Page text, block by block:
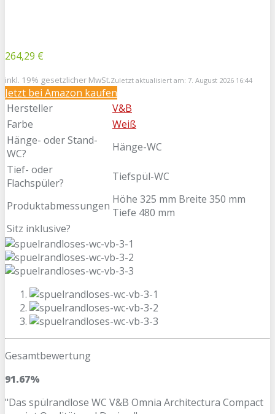
264,29 €
inkl. 19% gesetzlicher MwSt.Zuletzt aktualisiert am: 7. August 2026 16:44
Jetzt bei Amazon kaufen
Hersteller
V&B
Farbe
Weiß
Hänge- oder Stand-
WC?
Hänge-WC
Tief- oder
Flachspüler?
Tiefspül-WC
Produktabmessungen Höhe 325 mm Breite 350 mm
Tiefe 480 mm
Sitz inklusive?
Gesamtbewertung
91.67%
"Das spülrandlose WC V&B Omnia Architectura Compact